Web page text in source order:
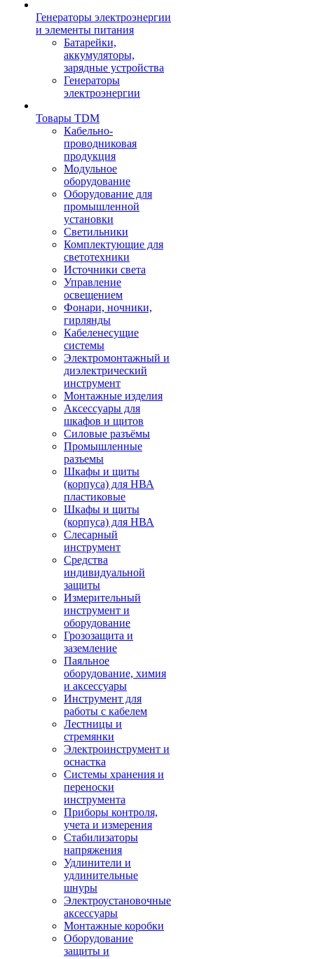
Генераторы электроэнергии
и элементы питания
Батарейки,
аккумуляторы,
зарядные устройства
Генераторы
электроэнергии
Товары TDM
Кабельно-
проводниковая
продукция
Модульное
оборудование
Оборудование для
промышленной
установки
Светильники
Комплектующие для
светотехники
Источники света
Управление
освещением
Фонари, ночники,
гирлянды
Кабеленесущие
системы
Электромонтажный и
диэлектрический
инструмент
Монтажные изделия
Аксессуары для
шкафов и щитов
Силовые разъёмы
Промышленные
разъемы
Шкафы и щиты
(корпуса) для НВА
пластиковые
Шкафы и щиты
(корпуса) для НВА
Слесарный
инструмент
Средства
индивидуальной
защиты
Измерительный
инструмент и
оборудование
Грозозащита и
заземление
Паяльное
оборудование, химия
и аксессуары
Инструмент для
работы с кабелем
Лестницы и
стремянки
Электроинструмент и
оснастка
Системы хранения и
переноски
инструмента
Приборы контроля,
учета и измерения
Стабилизаторы
напряжения
Удлинители и
удлинительные
шнуры
Электроустановочные
аксессуары
Монтажные коробки
Оборудование
защиты и